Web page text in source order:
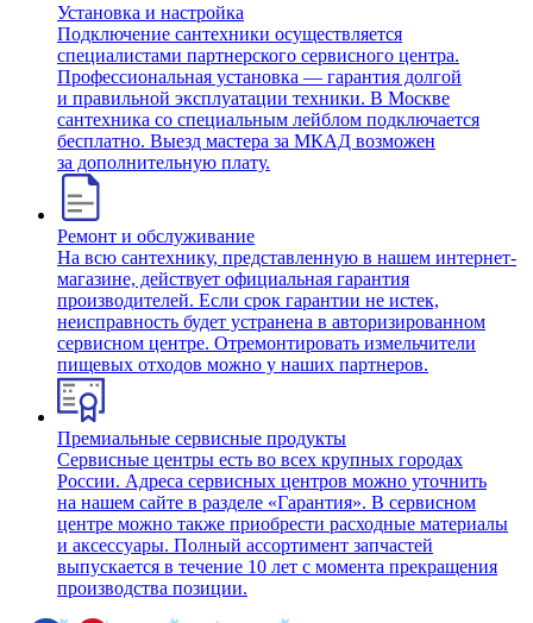
Установка и настройка
Подключение сантехники осуществляется
специалистами партнерского сервисного центра.
Профессиональная установка — гарантия долгой
и правильной эксплуатации техники. В Москве
сантехника со специальным лейблом подключается
бесплатно. Выезд мастера за МКАД возможен
за дополнительную плату.
Ремонт и обслуживание
На всю сантехнику, представленную в нашем интернет-
магазине, действует официальная гарантия
производителей. Если срок гарантии не истек,
неисправность будет устранена в авторизированном
сервисном центре. Отремонтировать измельчители
пищевых отходов можно у наших партнеров.
Премиальные сервисные продукты
Сервисные центры есть во всех крупных городах
России. Адреса сервисных центров можно уточнить
на нашем сайте в разделе «Гарантия». В сервисном
центре можно также приобрести расходные материалы
и аксессуары. Полный ассортимент запчастей
выпускается в течение 10 лет с момента прекращения
производства позиции.